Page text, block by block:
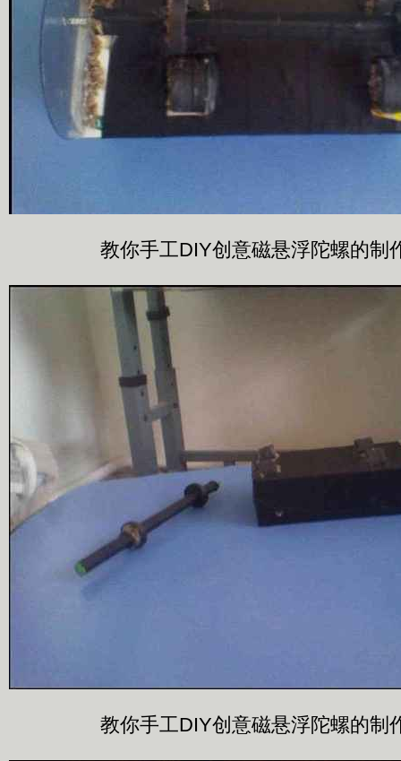
教你手工DIY创意磁悬浮陀螺的制
教你手工DIY创意磁悬浮陀螺的制